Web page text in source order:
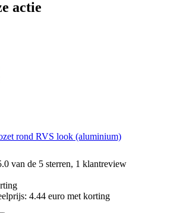
actie
rond RVS look (aluminium)
van de 5 sterren, 1 klantreview
4.44 euro met korting